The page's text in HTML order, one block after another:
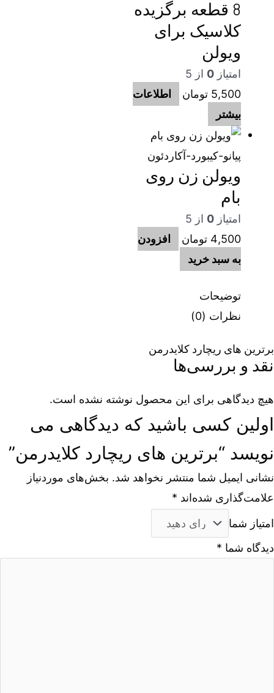
8 قطعه برگزیده
کلاسیک برای
ویولن
امتیاز 0 از 5
5,500 تومان
اطلاعات
بیشتر
پیانو-کیبورد-آکاردئون
ویولن زن روی
بام
امتیاز 0 از 5
4,500 تومان
افزودن
به سبد خرید
توضیحات
نظرات (0)
برترین های ریچارد کلایدرمن
نقد و بررسی‌ها
هیچ دیدگاهی برای این محصول نوشته نشده است.
اولین کسی باشید که دیدگاهی می
نویسد “برترین های ریچارد کلایدرمن”
نشانی ایمیل شما منتشر نخواهد شد. بخش‌های موردنیاز
علامت‌گذاری شده‌اند *
امتیاز شما
دیدگاه شما *